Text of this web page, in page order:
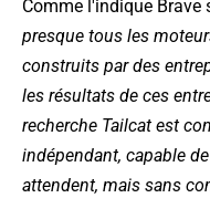
Comme l'indique Brave
presque tous les
construits par des
les résultats de ces
recherche Tailcat est
indépendant, capable
attendent, mais sans